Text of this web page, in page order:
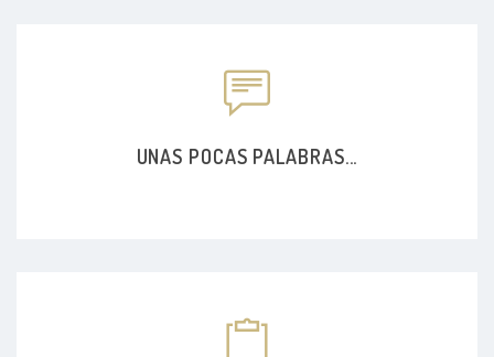
UNAS POCAS PALABRAS...